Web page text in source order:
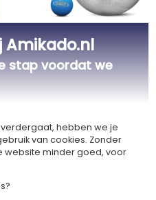
OBUT jeu de boule
graveren met motief
€ 65,90
Finse werpspellen
spaarpotten
Amikado.nl
stap voordat we
hebben we je
van cookies. Zonder
website minder goed, voor